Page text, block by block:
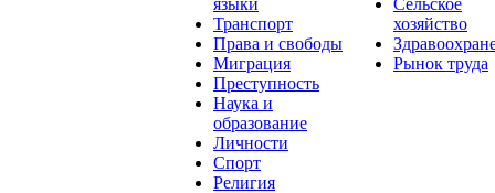
языки
Транспорт
Права и свободы
Миграция
Преступность
Наука и
образование
Личности
Спорт
Религия
Сельское
хозяйство
Рынок труда